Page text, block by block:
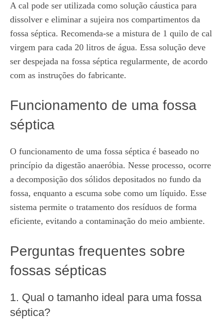
A cal pode ser utilizada como solução cáustica para
dissolver e eliminar a sujeira nos compartimentos da
fossa séptica. Recomenda-se a mistura de 1 quilo de cal
virgem para cada 20 litros de água. Essa solução deve
ser despejada na fossa séptica regularmente, de acordo
com as instruções do fabricante.
Funcionamento de uma fossa
séptica
O funcionamento de uma fossa séptica é baseado no
princípio da digestão anaeróbia. Nesse processo, ocorre
a decomposição dos sólidos depositados no fundo da
fossa, enquanto a escuma sobe como um líquido. Esse
sistema permite o tratamento dos resíduos de forma
eficiente, evitando a contaminação do meio ambiente.
Perguntas frequentes sobre
fossas sépticas
1. Qual o tamanho ideal para uma fossa
séptica?